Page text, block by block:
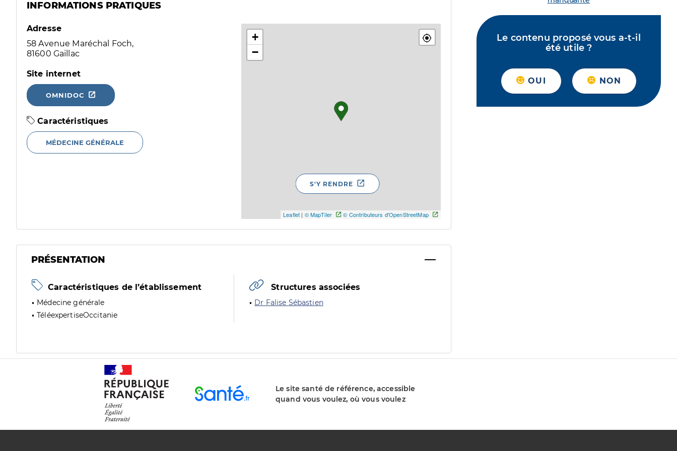
INFORMATIONS PRATIQUES
Adresse
58 Avenue Maréchal Foch,
81600 Gaillac
Site internet
OMNIDOC
Caractéristiques
MÉDECINE GÉNÉRALE
+
−
Leaflet | © MapTiler © Contributeurs d'OpenStreetMap
S'Y RENDRE
PRÉSENTATION
Caractéristiques de l’établissement
Médecine générale
TéléexpertiseOccitanie
Structures associées
Dr Falise Sébastien
Le contenu proposé vous a-t-il
été utile ?
OUI NON
Le site santé de référence, accessible
quand vous voulez, où vous voulez